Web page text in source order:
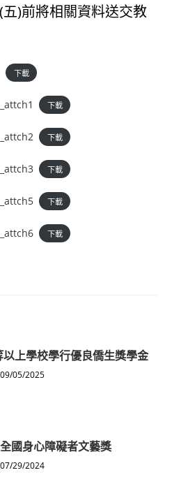
)前將相關資料送交教
下載
下載
下載
下載
下載
下載
上學校學行優良僑生獎學金
09/05/2025
國身心障礙者文藝獎
07/29/2024